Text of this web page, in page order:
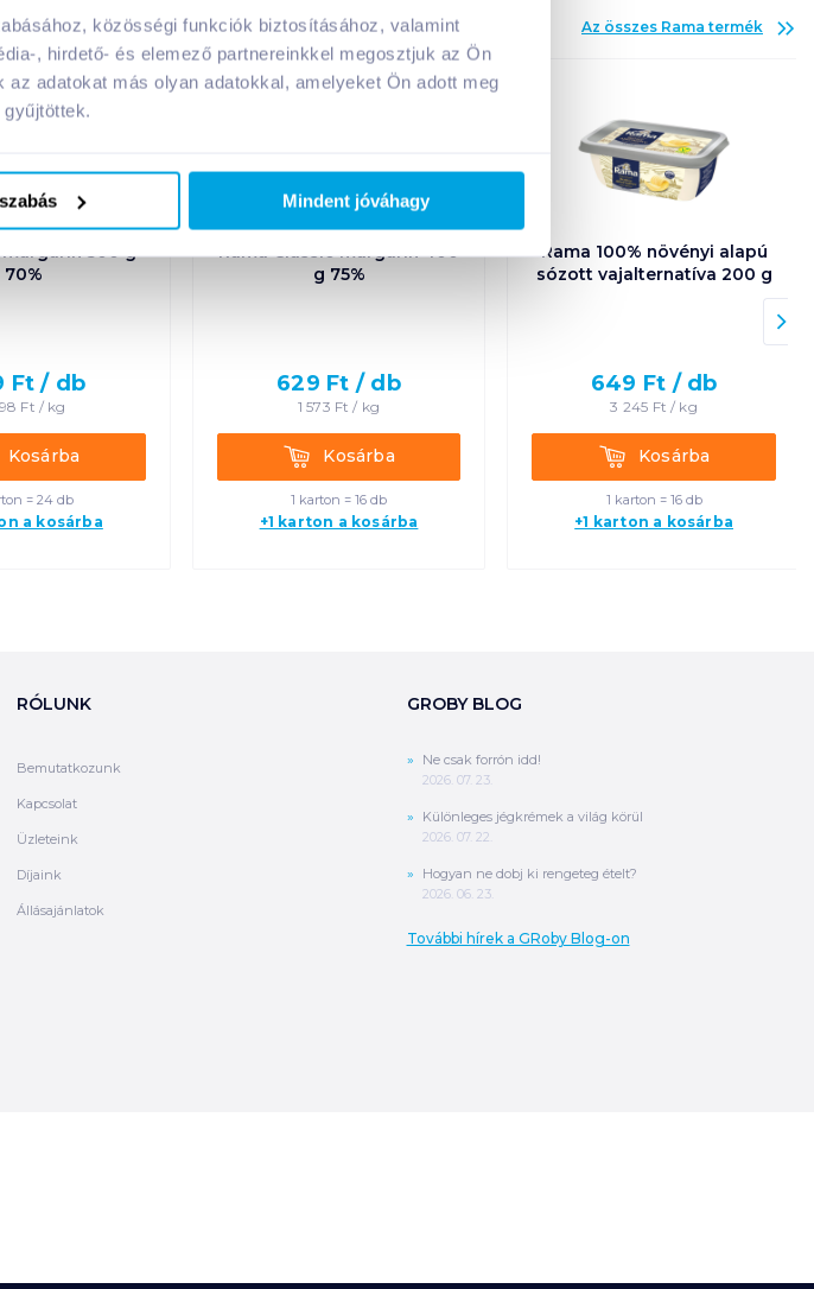
közösségi funkciók biztosításához, valamint
, hirdető- és elemező partnereinkkel megosztjuk az Ön
adatokat más olyan adatokkal, amelyeket Ön adott meg
Mindent jóváhagy
Az összes Rama termék
500 g
70%
Ft / db
Ft / kg
Kosárba
= 24 db
a kosárba
Rama Classic margarin 400
g 75%
629 Ft / db
1 573 Ft / kg
KosárbaKosárba
1 karton = 16 db
+1 karton a kosárba
Rama 100% növényi alapú
sózott vajalternatíva 200 g
649 Ft / db
3 245 Ft / kg
KosárbaKosárba
1 karton = 16 db
+1 karton a kosárba
RÓLUNK
Bemutatkozunk
Kapcsolat
Üzleteink
Díjaink
Állásajánlatok
GROBY BLOG
Ne csak forrón idd!
2026. 07. 23.
Különleges jégkrémek a világ körül
2026. 07. 22.
Hogyan ne dobj ki rengeteg ételt?
2026. 06. 23.
További hírek a GRoby Blog-on